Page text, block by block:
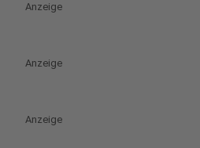
Anzeige
Anzeige
Anzeige